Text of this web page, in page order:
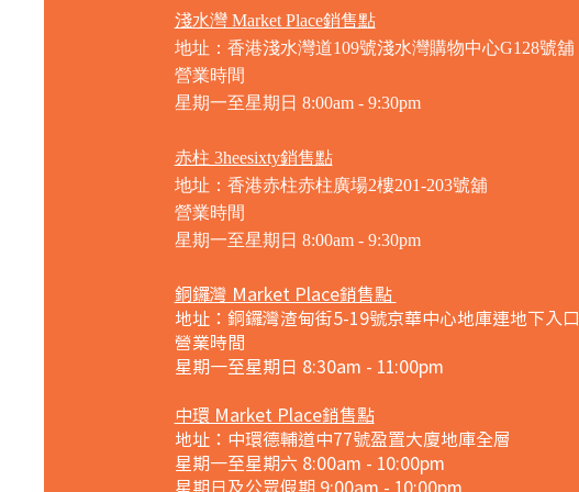
淺水灣 Market Place銷售點
地址：香港淺水灣道109號淺水灣購物中心G128號舖
營業時間
星期一至星期日 8:00am - 9:30pm
赤柱 3heesixty銷售點
地址：香港赤柱赤柱廣場2樓201-203號舖
營業時間
星期一至星期日 8:00am - 9:30pm
銅鑼灣 Market Place銷售點
地址：銅鑼灣渣甸街5-19號京華中心地庫連地下入口​
營業時間
星期一至星期日 8:30am - 11:00pm
中環 Market Place銷售點
地址：中環德輔道中77號盈置大廈地庫全層
星期一至星期六 8:00am - 10:00pm